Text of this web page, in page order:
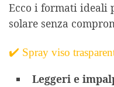
Ecco i formati ideali
solare senza
✔️ Spray viso
Leggeri e